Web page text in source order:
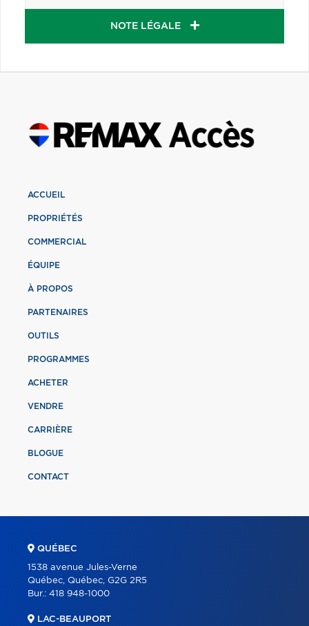
NOTE LÉGALE
ACCUEIL
PROPRIÉTÉS
COMMERCIAL
ÉQUIPE
À PROPOS
PARTENAIRES
OUTILS
PROGRAMMES
ACHETER
VENDRE
CARRIÈRE
BLOGUE
CONTACT
QUÉBEC
1538 avenue Jules-Verne
Québec, Québec, G2G 2R5
Bur.: 418 948-1000
LAC-BEAUPORT